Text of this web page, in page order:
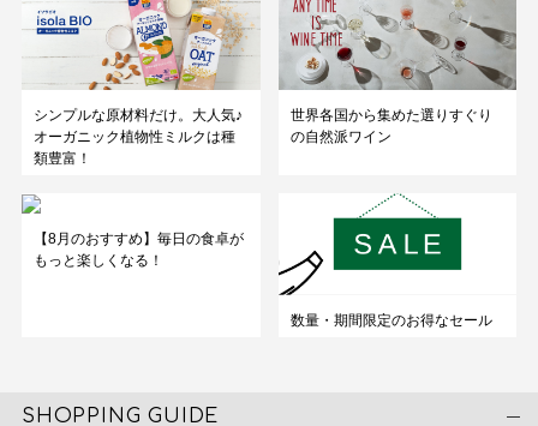
シンプルな原材料だけ。大人気♪
オーガニック植物性ミルクは種
類豊富！
世界各国から集めた選りすぐり
の自然派ワイン
【8月のおすすめ】毎日の食卓が
もっと楽しくなる！
数量・期間限定のお得なセール
SHOPPING GUIDE